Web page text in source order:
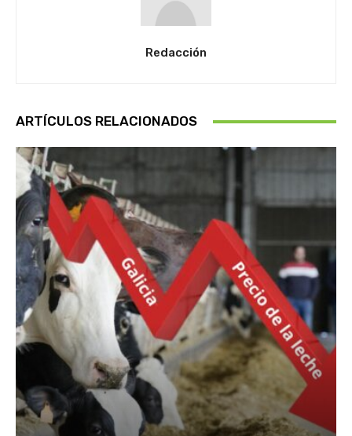
Redacción
ARTÍCULOS RELACIONADOS